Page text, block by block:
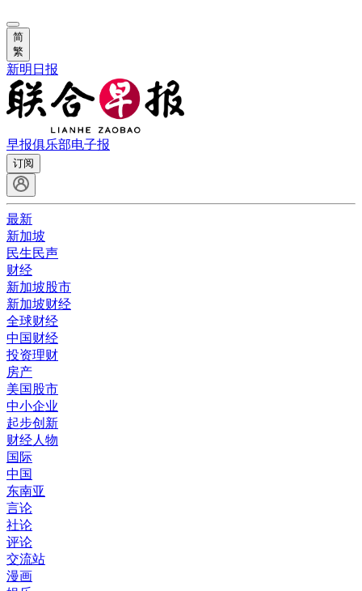
简
繁
新明日报
早报俱乐部电子报
订阅
最新
新加坡
民生民声
财经
新加坡股市
新加坡财经
全球财经
中国财经
投资理财
房产
美国股市
中小企业
起步创新
财经人物
国际
中国
东南亚
言论
社论
评论
交流站
漫画